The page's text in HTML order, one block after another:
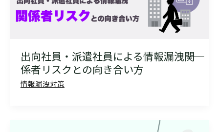
出向社員・派遣社員による情報漏洩――関
係者リスクとの向き合い方
情報漏洩対策